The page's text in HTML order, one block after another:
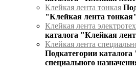
Клейкая лента тонкая
"Клейкая лента тонкая"
Клейкая лента
каталога "Клейкая
Клейкая лента
Подкатегории
специального